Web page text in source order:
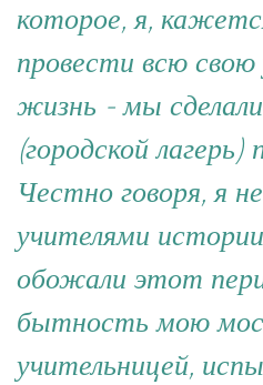
которое, я,
провести всю
жизнь - мы
(городской
Честно говоря, я
учителями
обожали этот
бытность мою
учительницей,